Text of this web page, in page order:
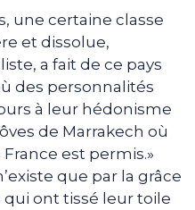
une certaine classe
et dissolue,
a fait de ce pays
des personnalités
à leur hédonisme
de Marrakech où
est permis.»
que par la grâce
qui ont tissé leur toile